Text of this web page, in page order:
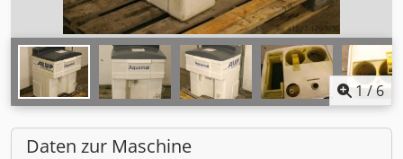
1 /6
Daten zur Maschine